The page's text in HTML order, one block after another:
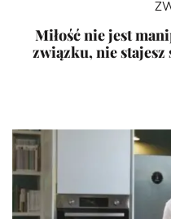
Miłość nie jest
związku, nie